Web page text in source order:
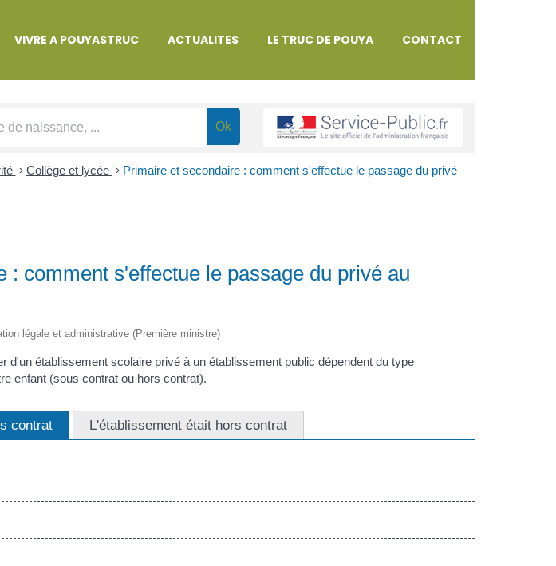
VIVRE A POUYASTRUC ACTUALITES LE TRUC DE POUYA CONTACT
> Collège et lycée > Primaire et secondaire : comment s'effectue le passage du privé
: comment s'effectue le passage du privé au
légale et administrative (Première ministre)
d'un établissement scolaire privé à un établissement public dépendent du type
enfant (sous contrat ou hors contrat).
contrat L'établissement était hors contrat